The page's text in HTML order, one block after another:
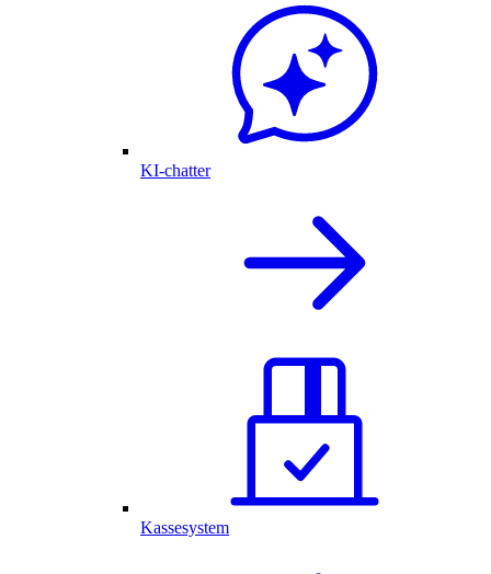
KI-chatter
Kassesystem